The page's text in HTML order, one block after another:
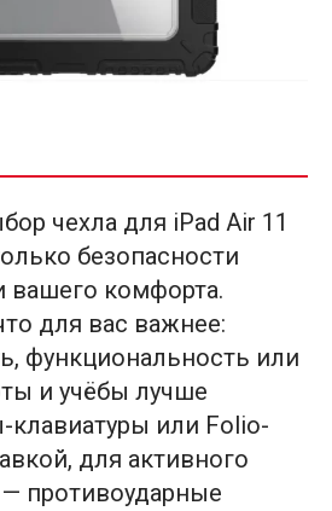
чехла для iPad Air 11
безопасности
вашего комфорта.
для вас важнее:
функциональность или
и учёбы лучше
клавиатуры или Folio-
для активного
противоударные